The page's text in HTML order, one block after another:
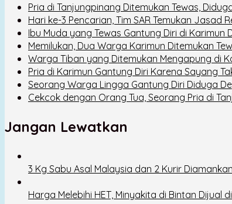
Pria di Tanjungpinang Ditemukan Tewas,
Hari ke-3 Pencarian, Tim SAR Temukan Jasad
Ibu Muda yang Tewas Gantung Diri di Karimun
Memilukan, Dua Warga Karimun Ditemukan
Warga Tiban yang Ditemukan Mengapung di
Pria di Karimun Gantung Diri Karena Sayang
Seorang Warga Lingga Gantung Diri Diduga
Cekcok dengan Orang Tua, Seorang Pria di
Jangan Lewatkan
3 Kg Sabu Asal Malaysia dan 2 Kurir
Harga Melebihi HET, Minyakita di Bintan Dijual